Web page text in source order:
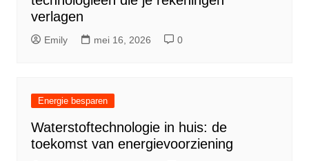
verlagen
Emily mei 16, 2026 0
Energie besparen
Waterstoftechnologie in huis: de
toekomst van energievoorziening